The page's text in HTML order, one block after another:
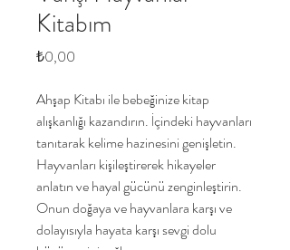
Kitabım
₺0,00
Ahşap Kitabı ile bebeğinize kitap
alışkanlığı kazandırın. İçindeki hayvanları
tanıtarak kelime hazinesini genişletin.
Hayvanları kişileştirerek hikayeler
anlatın ve hayal gücünü zenginleştirin.
Onun doğaya ve hayvanlara karşı ve
dolayısıyla hayata karşı sevgi dolu